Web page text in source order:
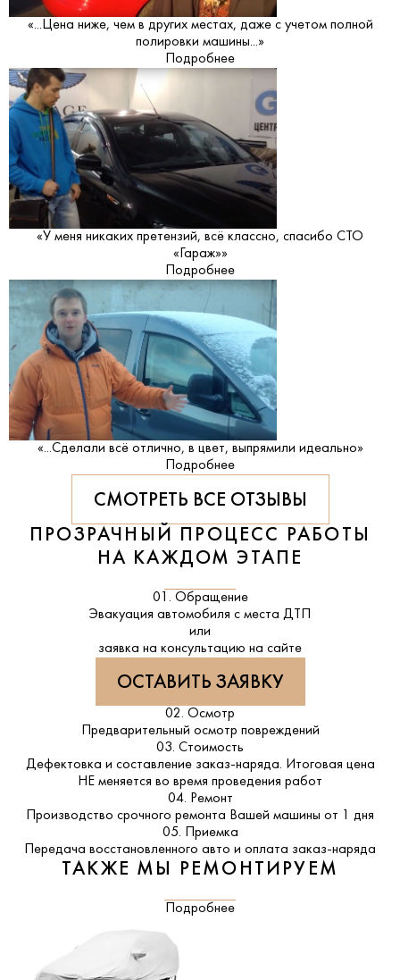
«...Цена ниже, чем в других местах, даже с учетом полной
полировки машины...»
Подробнее
«У меня никаких претензий, всё классно, спасибо СТО
«Гараж»»
Подробнее
«...Сделали всё отлично, в цвет, выпрямили идеально»
Подробнее
СМОТРЕТЬ ВСЕ ОТЗЫВЫ
ПРОЗРАЧНЫЙ ПРОЦЕСС РАБОТЫ
НА КАЖДОМ ЭТАПЕ
01. Обращение
Эвакуация автомобиля с места ДТП
или
заявка на консультацию на сайте
ОСТАВИТЬ ЗАЯВКУ
02. Осмотр
Предварительный осмотр повреждений
03. Стоимость
Дефектовка и составление заказ-наряда. Итоговая цена
НЕ меняется во время проведения работ
04. Ремонт
Производство срочного ремонта Вашей машины от 1 дня
05. Приемка
Передача восстановленного авто и оплата заказ-наряда
ТАКЖЕ МЫ РЕМОНТИРУЕМ
Подробнее